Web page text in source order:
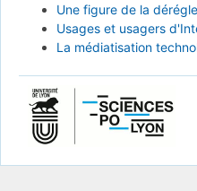
Une figure de la
Usages et usagers
La médiatisation